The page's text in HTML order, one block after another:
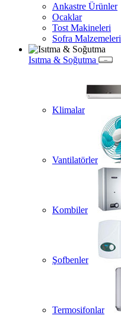
Ankastre Ürünler
Ocaklar
Tost Makineleri
Sofra Malzemeleri
Isıtma & Soğutma
Klimalar
Vantilatörler
Kombiler
Şofbenler
Termosifonlar